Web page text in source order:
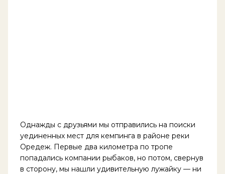
Однажды с друзьями мы отправились на поиски
уединенных мест для кемпинга в районе реки
Оредеж. Первые два километра по тропе
попадались компании рыбаков, но потом, свернув
в сторону, мы нашли удивительную лужайку — ни